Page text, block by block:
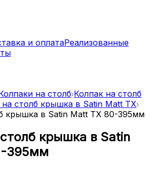
и оплатаРеализованные
на столб Колпак на столб
на столб крышка в Satin Matt TX
крышка в Satin Matt TX 80-395мм
крышка в Satin
395мм